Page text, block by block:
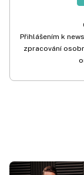
Přihlášením k
zpracování